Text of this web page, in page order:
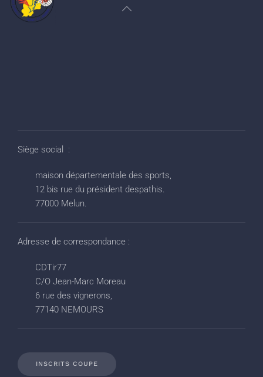
Siège social :
maison départementale des sports,
12 bis rue du président despathis.
77000 Melun.
Adresse de correspondance :
CDTir77
C/O Jean-Marc Moreau
6 rue des vignerons,
77140 NEMOURS
INSCRITS COUPE